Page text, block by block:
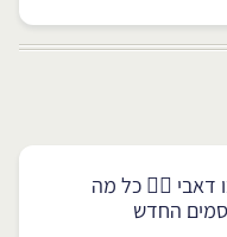
דאבי 🧙‍♂️ כל מה
החדש